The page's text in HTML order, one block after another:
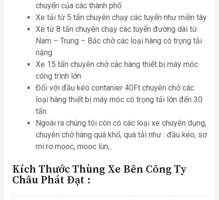
chuyển của các thành phố
Xe tải từ 5 tấn chuyên chạy các tuyến như miền tây
Xe từ 8 tấn chuyên chạy các tuyến đường dài từ
Nam – Trung – Bắc chở các loại hàng có trọng tải
nặng
Xe 15 tấn chuyên chở các hàng thiết bị máy móc
công trình lớn
Đối với đầu kéo contanier 40Ft chuyên chở các
loại hàng thiết bị máy móc có trọng tải lớn đến 30
tấn.
Ngoài ra chúng tôi còn có các loại xe chuyên dụng,
chuyên chở hàng quá khổ, quá tải như : đầu kéo, sơ
mi rơ mooc, mooc lùn,..
Kích Thước Thùng Xe Bên Công Ty
Châu Phát Đạt :